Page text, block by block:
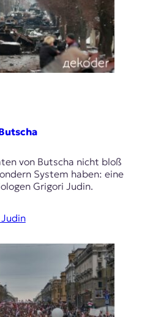
von Butscha nicht bloß
System haben: eine
Grigori Judin.